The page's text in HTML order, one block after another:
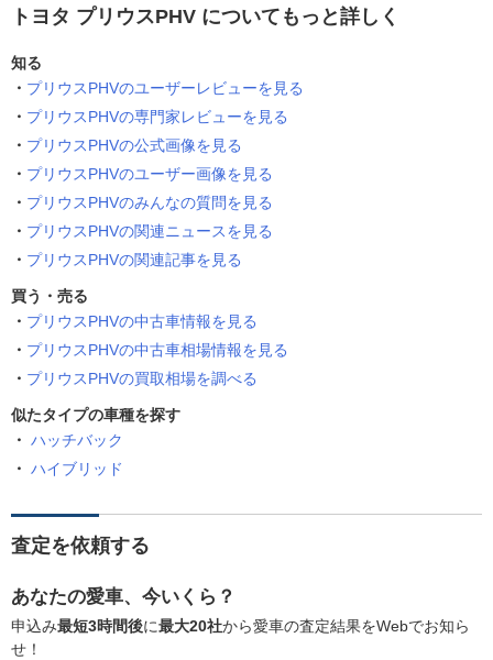
トヨタ プリウスPHV についてもっと詳しく
知る
プリウスPHVのユーザーレビューを見る
プリウスPHVの専門家レビューを見る
プリウスPHVの公式画像を見る
プリウスPHVのユーザー画像を見る
プリウスPHVのみんなの質問を見る
プリウスPHVの関連ニュースを見る
プリウスPHVの関連記事を見る
買う・売る
プリウスPHVの中古車情報を見る
プリウスPHVの中古車相場情報を見る
プリウスPHVの買取相場を調べる
似たタイプの車種を探す
ハッチバック
ハイブリッド
査定を依頼する
あなたの愛車、今いくら？
申込み最短3時間後に最大20社から愛車の査定結果をWebでお知ら
せ！